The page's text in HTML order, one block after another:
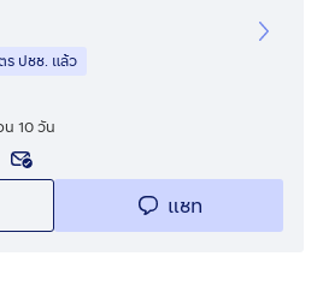
ปชช. แล้ว
น 10 วัน
แชท